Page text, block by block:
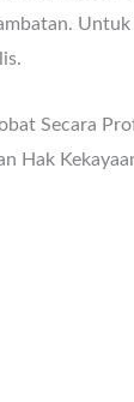
Secara
Hak